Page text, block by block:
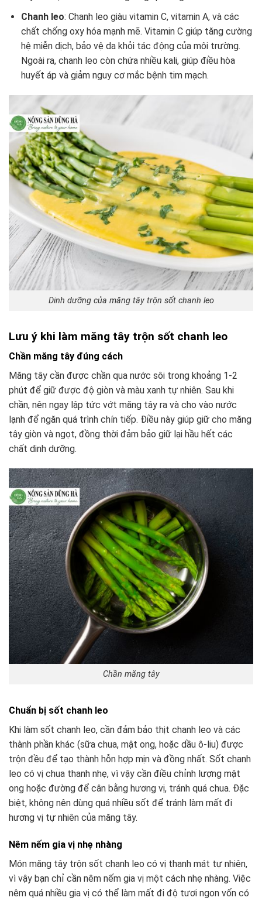
Chanh leo: Chanh leo giàu vitamin C, vitamin A, và các
chất chống oxy hóa mạnh mẽ. Vitamin C giúp tăng cường
hệ miễn dịch, bảo vệ da khỏi tác động của môi trường.
Ngoài ra, chanh leo còn chứa nhiều kali, giúp điều hòa
huyết áp và giảm nguy cơ mắc bệnh tim mạch.
Dinh dưỡng của măng tây trộn sốt chanh leo
Lưu ý khi làm măng tây trộn sốt chanh leo
Chần măng tây đúng cách
Măng tây cần được chần qua nước sôi trong khoảng 1-2
phút để giữ được độ giòn và màu xanh tự nhiên. Sau khi
chần, nên ngay lập tức vớt măng tây ra và cho vào nước
lạnh để ngăn quá trình chín tiếp. Điều này giúp giữ cho măng
tây giòn và ngọt, đồng thời đảm bảo giữ lại hầu hết các
chất dinh dưỡng.
Chần măng tây
Chuẩn bị sốt chanh leo
Khi làm sốt chanh leo, cần đảm bảo thịt chanh leo và các
thành phần khác (sữa chua, mật ong, hoặc dầu ô-liu) được
trộn đều để tạo thành hỗn hợp mịn và đồng nhất. Sốt chanh
leo có vị chua thanh nhẹ, vì vậy cần điều chỉnh lượng mật
ong hoặc đường để cân bằng hương vị, tránh quá chua. Đặc
biệt, không nên dùng quá nhiều sốt để tránh làm mất đi
hương vị tự nhiên của măng tây.
Nêm nếm gia vị nhẹ nhàng
Món măng tây trộn sốt chanh leo có vị thanh mát tự nhiên,
vì vậy bạn chỉ cần nêm nếm gia vị một cách nhẹ nhàng. Việc
nêm quá nhiều gia vị có thể làm mất đi độ tươi ngon vốn có